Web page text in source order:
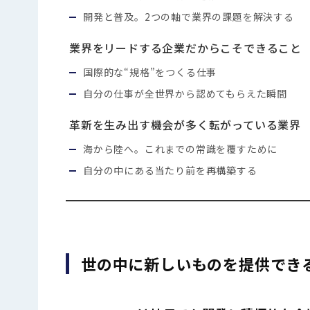
開発と普及。2つの軸で業界の課題を解決する
業界をリードする企業だからこそできること
国際的な“規格”をつくる仕事
自分の仕事が全世界から認めてもらえた瞬間
革新を生み出す機会が多く転がっている業界
海から陸へ。これまでの常識を覆すために
自分の中にある当たり前を再構築する
世の中に新しいものを提供でき